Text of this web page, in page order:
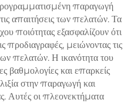
παραγωγή
απαιτήσεις των πελατών. Τα
ποιότητας εξασφαλίζουν ότι
προδιαγραφές, μειώνοντας τις
πελατών. Η ικανότητα του
βαθμολογίες και επαρκείς
στην παραγωγή και
Αυτές οι πλεονεκτήματα